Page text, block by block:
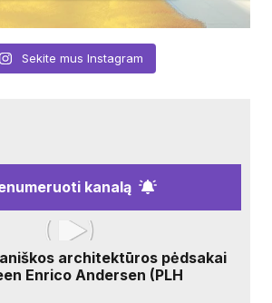
Sekite mus Instagram
kanalą
architektūros pėdsakai
Enrico Andersen (PLH